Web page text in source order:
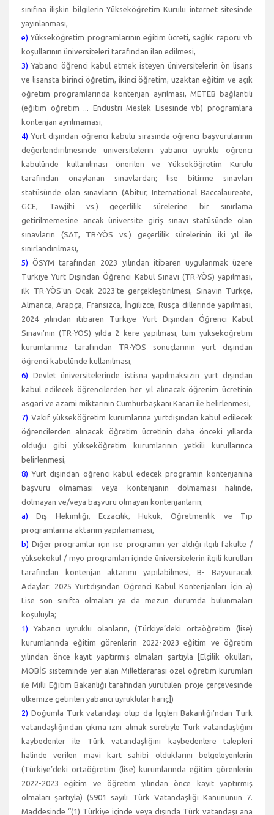
sınıfına ilişkin bilgilerin Yükseköğretim Kurulu internet sitesinde
yayınlanması,
e)Yükseköğretim programlarının eğitim ücreti, sağlık raporu vb
koşullarının üniversiteleri tarafından ilan edilmesi,
3) Yabancı öğrenci kabul etmek isteyen üniversitelerin ön lisans
ve lisansta birinci öğretim, ikinci öğretim, uzaktan eğitim ve açık
öğretim programlarında kontenjan ayrılması, METEB bağlantılı
(eğitim öğretim ... Endüstri Meslek Lisesinde vb) programlara
kontenjan ayrılmaması,
4) Yurt dışından öğrenci kabulü sırasında öğrenci başvurularının
değerlendirilmesinde üniversitelerin yabancı uyruklu öğrenci
kabulünde kullanılması önerilen ve Yükseköğretim Kurulu
tarafından onaylanan sınavlardan; lise bitirme sınavları
statüsünde olan sınavların (Abitur, International Baccalaureate,
GCE, Tawjihi vs.) geçerlilik sürelerine bir sınırlama
getirilmemesine ancak üniversite giriş sınavı statüsünde olan
sınavların (SAT, TR-YÖS vs.) geçerlilik sürelerinin iki yıl ile
sınırlandırılması,
5) ÖSYM tarafından 2023 yılından itibaren uygulanmak üzere
Türkiye Yurt Dışından Öğrenci Kabul Sınavı (TR-YÖS) yapılması,
ilk TR-YÖS’ün Ocak 2023’te gerçekleştirilmesi, Sınavın Türkçe,
Almanca, Arapça, Fransızca, İngilizce, Rusça dillerinde yapılması,
2024 yılından itibaren Türkiye Yurt Dışından Öğrenci Kabul
Sınavı’nın (TR-YÖS) yılda 2 kere yapılması, tüm yükseköğretim
kurumlarımız tarafından TR-YÖS sonuçlarının yurt dışından
öğrenci kabulünde kullanılması,
6) Devlet üniversitelerinde istisna yapılmaksızın yurt dışından
kabul edilecek öğrencilerden her yıl alınacak öğrenim ücretinin
asgari ve azami miktarının Cumhurbaşkanı Kararı ile belirlenmesi,
7) Vakıf yükseköğretim kurumlarına yurtdışından kabul edilecek
öğrencilerden alınacak öğretim ücretinin daha önceki yıllarda
olduğu gibi yükseköğretim kurumlarının yetkili kurullarınca
belirlenmesi,
8) Yurt dışından öğrenci kabul edecek programın kontenjanına
başvuru olmaması veya kontenjanın dolmaması halinde,
dolmayan ve/veya başvuru olmayan kontenjanların;
a)Diş Hekimliği, Eczacılık, Hukuk, Öğretmenlik ve Tıp
programlarına aktarım yapılamaması,
b) Diğer programlar için ise programın yer aldığı ilgili fakülte /
yüksekokul / myo programları içinde üniversitelerin ilgili kurulları
tarafından kontenjan aktarımı yapılabilmesi, B- Başvuracak
Adaylar: 2025 Yurtdışından Öğrenci Kabul Kontenjanları İçin a)
Lise son sınıfta olmaları ya da mezun durumda bulunmaları
koşuluyla;
1) Yabancı uyruklu olanların, (Türkiye’deki ortaöğretim (lise)
kurumlarında eğitim görenlerin 2022-2023 eğitim ve öğretim
yılından önce kayıt yaptırmış olmaları şartıyla [Elçilik okulları,
MOBİS sisteminde yer alan Milletlerarası özel öğretim kurumları
ile Milli Eğitim Bakanlığı tarafından yürütülen proje çerçevesinde
ülkemize getirilen yabancı uyruklular hariç])
2) Doğumla Türk vatandaşı olup da İçişleri Bakanlığı’ndan Türk
vatandaşlığından çıkma izni almak suretiyle Türk vatandaşlığını
kaybedenler ile Türk vatandaşlığını kaybedenlere talepleri
halinde verilen mavi kart sahibi olduklarını belgeleyenlerin
(Türkiye’deki ortaöğretim (lise) kurumlarında eğitim görenlerin
2022-2023 eğitim ve öğretim yılından önce kayıt yaptırmış
olmaları şartıyla) (5901 sayılı Türk Vatandaşlığı Kanununun 7.
Maddesinde “(1) Türkiye içinde veya dışında Türk vatandaşı ana